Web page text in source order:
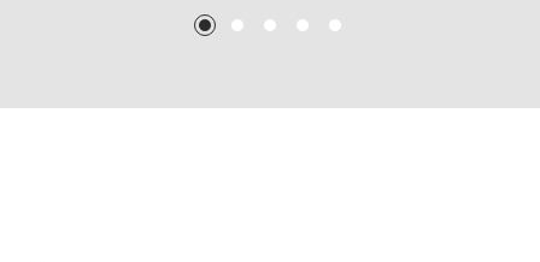
MORE
MORE
1 2 3 4 5